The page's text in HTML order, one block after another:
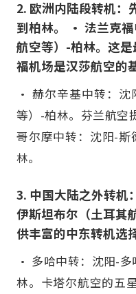
2. 欧洲内陆段转机：
到柏林。 • 法兰克
航空等）-柏林。这
福机场是汉莎航空的
• 赫尔辛基中转：沈
等）-柏林。芬兰航空
哥尔摩中转：沈阳-斯
林。
3. 中国大陆之外转
伊斯坦布尔（土耳其
供丰富的中东转机选择
• 多哈中转：沈阳-多
林。卡塔尔航空的五